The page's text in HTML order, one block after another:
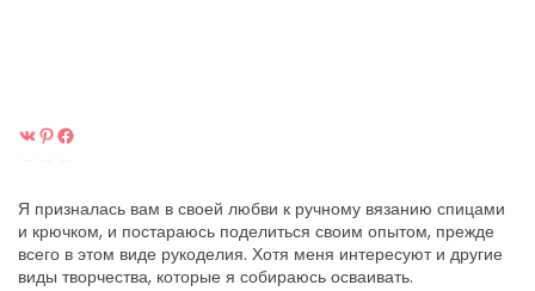
ВКонтакте
Pinterest
Я призналась вам в своей любви к ручному вязанию спицами
и крючком, и постараюсь поделиться своим опытом, прежде
всего в этом виде рукоделия. Хотя меня интересуют и другие
виды творчества, которые я собираюсь осваивать.